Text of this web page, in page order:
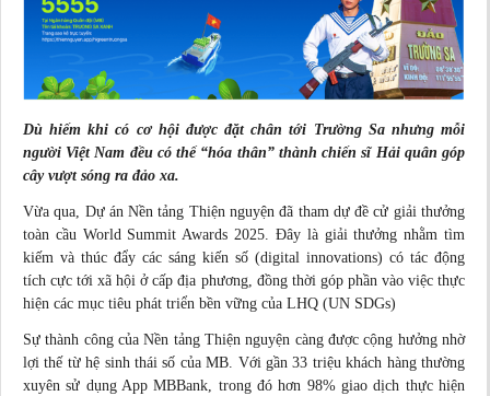
Dù hiếm khi có cơ hội được đặt chân tới Trường Sa nhưng mỗi
người Việt Nam đều có thể “hóa thân” thành chiến sĩ Hải quân góp
cây vượt sóng ra đảo xa.
Vừa qua, Dự án Nền tảng Thiện nguyện đã tham dự đề cử giải thưởng
toàn cầu World Summit Awards 2025. Đây là giải thưởng nhằm tìm
kiếm và thúc đẩy các sáng kiến số (digital innovations) có tác động
tích cực tới xã hội ở cấp địa phương, đồng thời góp phần vào việc thực
hiện các mục tiêu phát triển bền vững của LHQ (UN SDGs)
Sự thành công của Nền tảng Thiện nguyện càng được cộng hưởng nhờ
lợi thế từ hệ sinh thái số của MB. Với gần 33 triệu khách hàng thường
xuyên sử dụng App MBBank, trong đó hơn 98% giao dịch thực hiện